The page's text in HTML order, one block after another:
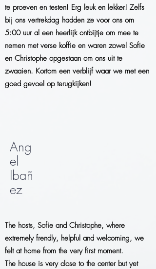
te proeven en testen! Erg leuk en lekker! Zelfs
bij ons vertrekdag hadden ze voor ons om
5:00 uur al een heerlijk ontbijtje om mee te
nemen met verse koffie en waren zowel Sofie
en Christophe opgestaan om ons uit te
zwaaien. Kortom een verblijf waar we met een
goed gevoel op terugkijken!
Ang
el
Ibañ
ez
The hosts, Sofie and Christophe, where
extremely frendly, helpful and welcoming, we
felt at home from the very first moment.
The house is very close to the center but yet